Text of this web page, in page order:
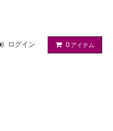
ログイン 0 アイテム